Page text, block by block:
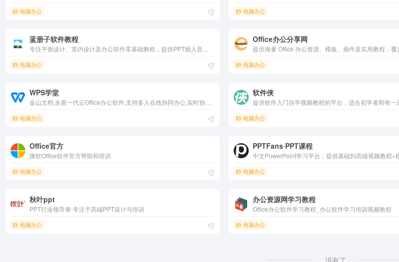
电脑办公 电脑办公
蓝册子软件教程
电脑办公
Office办公分享网
电脑办公
WPS学堂
电脑办公
软件侠
电脑办公
Office官方
微软Office软件官方帮助和培训
电脑办公
PPTFans·PPT课程
电脑办公
秋叶ppt
PPT行业领导者-专注于高端PPT设计与培训
电脑办公
办公资源网学习教程
Office办公软件学习教程_办公软件学习培训视频教程
电脑办公
没有了